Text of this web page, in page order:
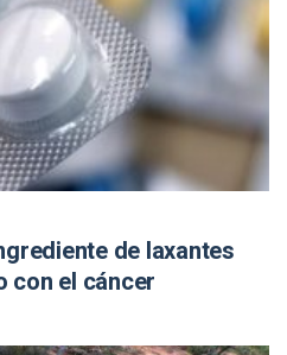
de laxantes
con el cáncer